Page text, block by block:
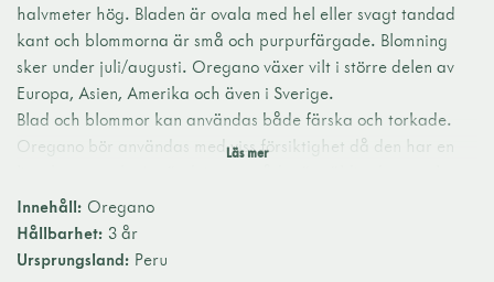
halvmeter hög. Bladen är ovala med hel eller svagt tandad
kant och blommorna är små och purpurfärgade. Blomning
sker under juli/augusti. Oregano växer vilt i större delen av
Europa, Asien, Amerika och även i Sverige.
Blad och blommor kan användas både färska och torkade.
Oregano bör användas med viss försiktighet då den har en
oregano passar extra bra till pizza, pasta, sallader, tomat-
och osträtter samt i köttfärssås.
Innehåll: Oregano
Hållbarhet: 3 år
Ursprungsland: Peru